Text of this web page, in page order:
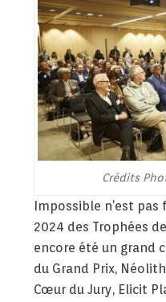
Crédits
Impossible n’est
2024 des Trophées
encore été un grand
du Grand Prix,
Cœur du Jury, Elicit